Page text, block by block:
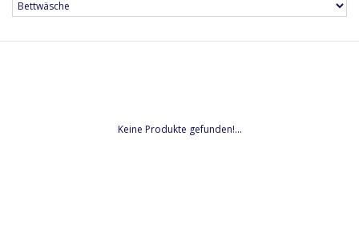
Keine Produkte gefunden!...